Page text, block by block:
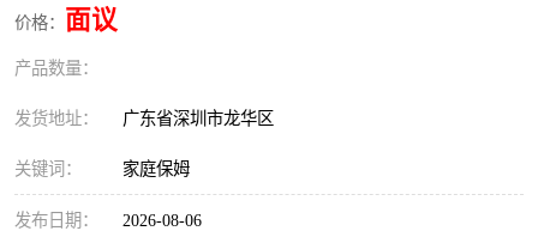
价格： 面议
产品数量：
发货地址： 广东省深圳市龙华区
关键词： 家庭保姆
发布日期： 2026-08-06